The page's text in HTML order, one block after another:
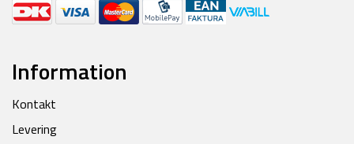
Information
Kontakt
Levering